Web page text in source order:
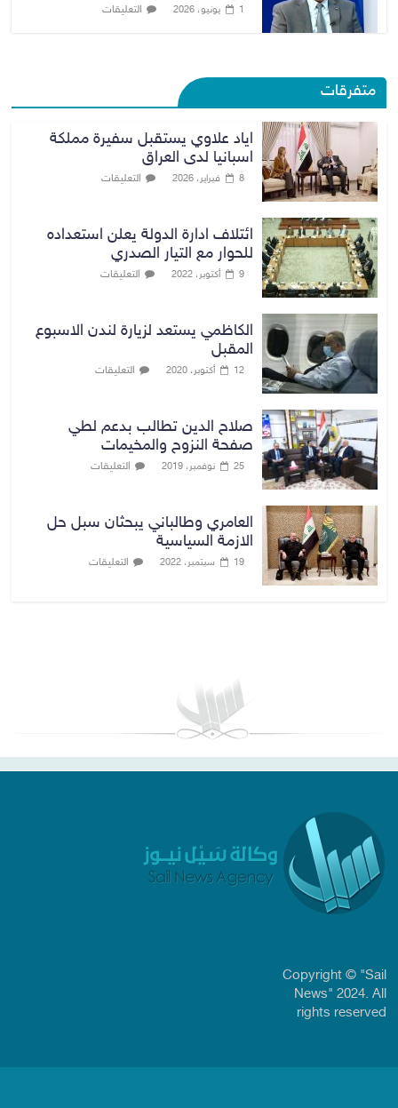
1 يونيو، 2026 التعليقات
متفرقات
اياد علاوي يستقبل سفيرة مملكة
اسبانيا لدى العراق
8 فبراير، 2026 التعليقات
ائتلاف ادارة الدولة يعلن استعداده
للحوار مع التيار الصدري
9 أكتوبر، 2022 التعليقات
الكاظمي يستعد لزيارة لندن الاسبوع
المقبل
12 أكتوبر، 2020 التعليقات
صلاح الدين تطالب بدعم لطي
صفحة النزوح والمخيمات
25 نوفمبر، 2019 التعليقات
العامري وطالباني يبحثان سبل حل
الازمة السياسية
19 سبتمبر، 2022 التعليقات
Copyright © "Sail
News" 2024. All
rights reserved